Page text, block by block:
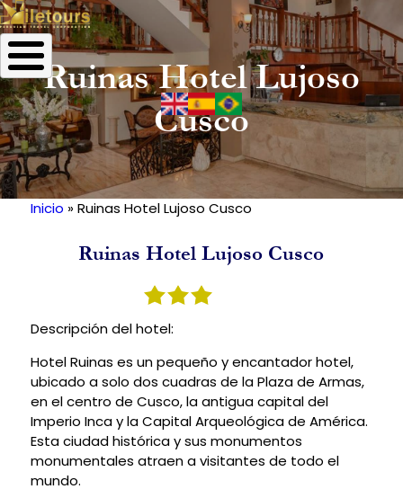
Ruinas Hotel Lujoso
Cusco
Inicio Ruinas Hotel Lujoso Cusco
Ruinas Hotel Lujoso Cusco
Descripción del hotel:
Hotel Ruinas es un pequeño y encantador hotel,
ubicado a solo dos cuadras de la Plaza de Armas,
en el centro de Cusco, la antigua capital del
Imperio Inca y la Capital Arqueológica de América.
Esta ciudad histórica y sus monumentos
monumentales atraen a visitantes de todo el
mundo.